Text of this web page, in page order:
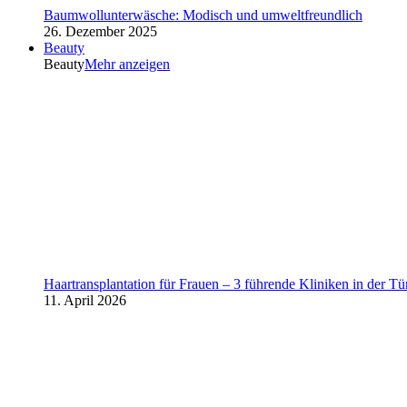
Baumwollunterwäsche: Modisch und umweltfreundlich
26. Dezember 2025
Beauty
BeautyMehr anzeigen
Haartransplantation für Frauen – 3 führende Kliniken in der
11. April 2026